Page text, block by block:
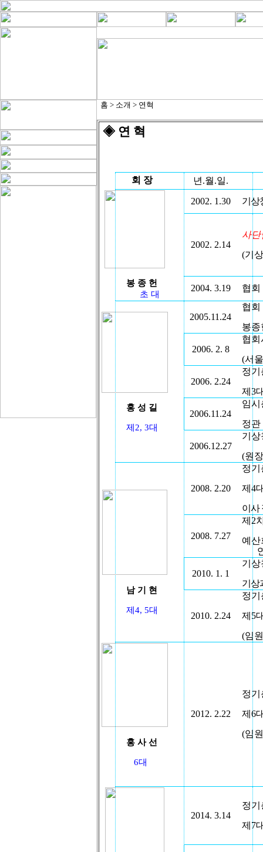
홈 > 소개 > 연혁
◈연 혁
회 장 년.월.일.
봉 종 헌
초 대
2002. 1.30 기상
2002. 2.14
사단
(기
2004. 3.19 협회
홍 성 길
제 2, 3대
2005.11.24
협회
봉종
2006. 2. 8
협회
(서
2006. 2.24
정기
제 3
2006.11.24
임시
정관
2006.12.27
기상
(원
남 기 현
제 4, 5대
2008. 2.20
정기
제 4
이사
2008. 7.27
제 2
예산
2010. 1. 1
기
기상
2010. 2.24
정기
제 5
(임원
홍 사 선
6대
2012. 2.22
정기
제 6
(임원
2014. 3.14
정기
제 7